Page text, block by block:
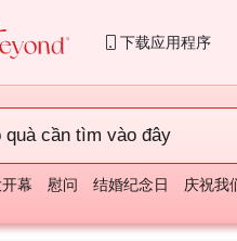
下载应用程序
quà cần tìm vào đây
幕 慰问 结婚纪念日 庆祝我